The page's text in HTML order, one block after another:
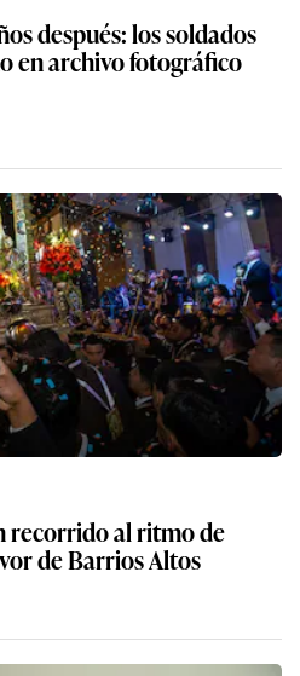
después: los soldados
en archivo fotográfico
recorrido al ritmo de
de Barrios Altos